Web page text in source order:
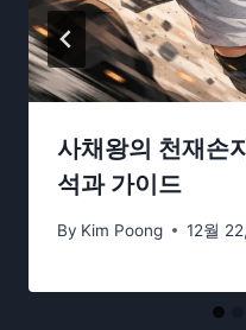
사채왕의 천재손
석과 가이드
By Kim Poong 12월